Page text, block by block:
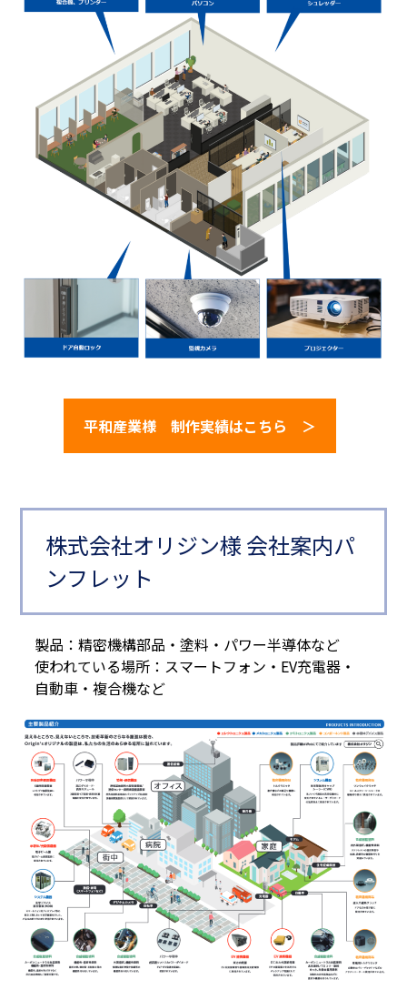
平和産業様 制作実績はこちら ＞
株式会社オリジン様 会社案内パ
ンフレット
製品：精密機構部品・塗料・パワー半導体など
使われている場所：スマートフォン・EV充電器・
自動車・複合機など